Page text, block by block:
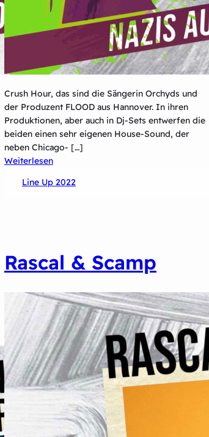
Crush Hour, das sind die Sängerin Orchyds und
der Produzent FLOOD aus Hannover. In ihren
Produktionen, aber auch in Dj-Sets entwerfen die
beiden einen sehr eigenen House-Sound, der
neben Chicago- […]
Weiterlesen:
Hour
Line Up 2022
Rascal & Scamp